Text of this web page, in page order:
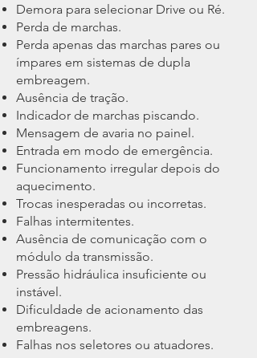
Demora para selecionar Drive ou Ré.
Perda de marchas.
Perda apenas das marchas pares ou
ímpares em sistemas de dupla
embreagem.
Ausência de tração.
Indicador de marchas piscando.
Mensagem de avaria no painel.
Entrada em modo de emergência.
Funcionamento irregular depois do
aquecimento.
Trocas inesperadas ou incorretas.
Falhas intermitentes.
Ausência de comunicação com o
módulo da transmissão.
Pressão hidráulica insuficiente ou
instável.
Dificuldade de acionamento das
embreagens.
Falhas nos seletores ou atuadores.